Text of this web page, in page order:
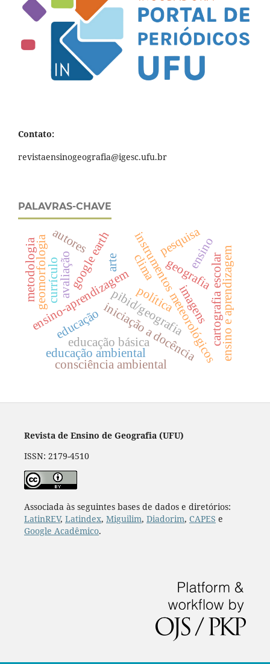
Contato:
revistaensinogeografia@igesc.ufu.br
PALAVRAS-CHAVE
clima
ensino-aprendizageminstrumentos meteorológicos
pibid/geografia
iniciação a docência
educação básica
geografiacartografia escolarensino e aprendizagem
google earth
geomorfologia ensino
pesquisa
educação
política
educação ambiental
consciência ambiental
imagens
autores
avaliação arte
metodologia currículo
Revista de Ensino de Geografia (UFU)
ISSN: 2179-4510
Associada às seguintes bases de dados e diretórios:
LatinREV, Latindex, Miguilim, Diadorim, CAPES e
Google Acadêmico.